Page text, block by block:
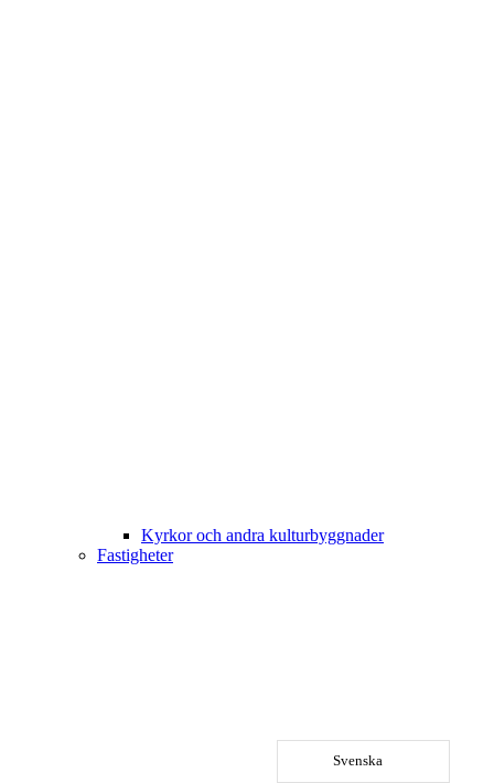
Kyrkor och andra kulturbyggnader
Fastigheter
Svenska